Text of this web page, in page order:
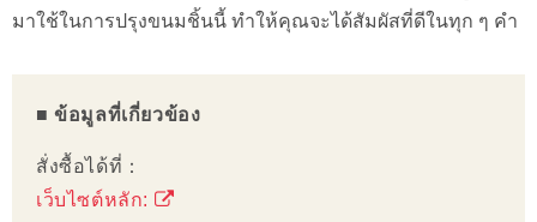
มาใช้ในการปรุงขนมชิ้นนี้ ทำให้คุณจะได้สัมผัสที่ดีในทุก ๆ คำ
■ ข้อมูลที่เกี่ยวข้อง
สั่งซื้อได้ที่：
เว็บไซต์หลัก: